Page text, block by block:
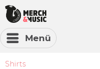
Menü
Shirts